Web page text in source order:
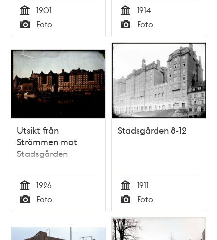
Tid
1901
Typ
Foto Tid
1914
Typ
Foto
Utsikt från
Strömmen mot
Stadsgården
Tid
1926
Typ
Foto
Stadsgården 8-12
Tid
1911
Typ
Foto